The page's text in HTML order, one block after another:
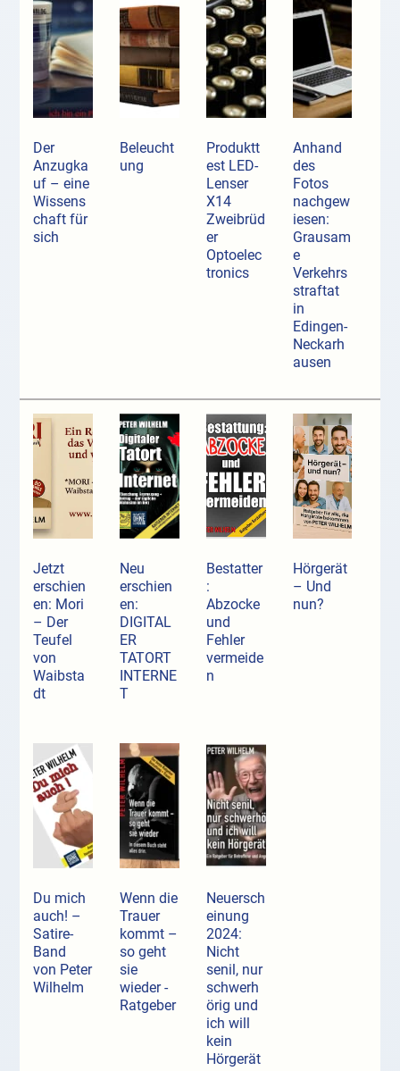
Der
Anzugka
uf ­– eine
Wissens
chaft für
sich
Beleucht
ung
Produktt
est LED-
Lenser
X14
Zweibrüd
er
Optoelec
tronics
Anhand
des
Fotos
nachgew
iesen:
Grausam
e
Verkehrs
straftat
in
Edingen-
Neckarh
ausen
Jetzt
erschien
en: Mori
– Der
Teufel
von
Waibsta
dt
Neu
erschien
en:
DIGITAL
ER
TATORT
INTERNE
T
Bestatter
:
Abzocke
und
Fehler
vermeide
n
Hörgerät
– Und
nun?
Du mich
auch! –
Satire-
Band
von Peter
Wilhelm
Wenn die
Trauer
kommt –
so geht
sie
wieder -
Ratgeber
Neuersch
einung
2024:
Nicht
senil, nur
schwerh
örig und
ich will
kein
Hörgerät